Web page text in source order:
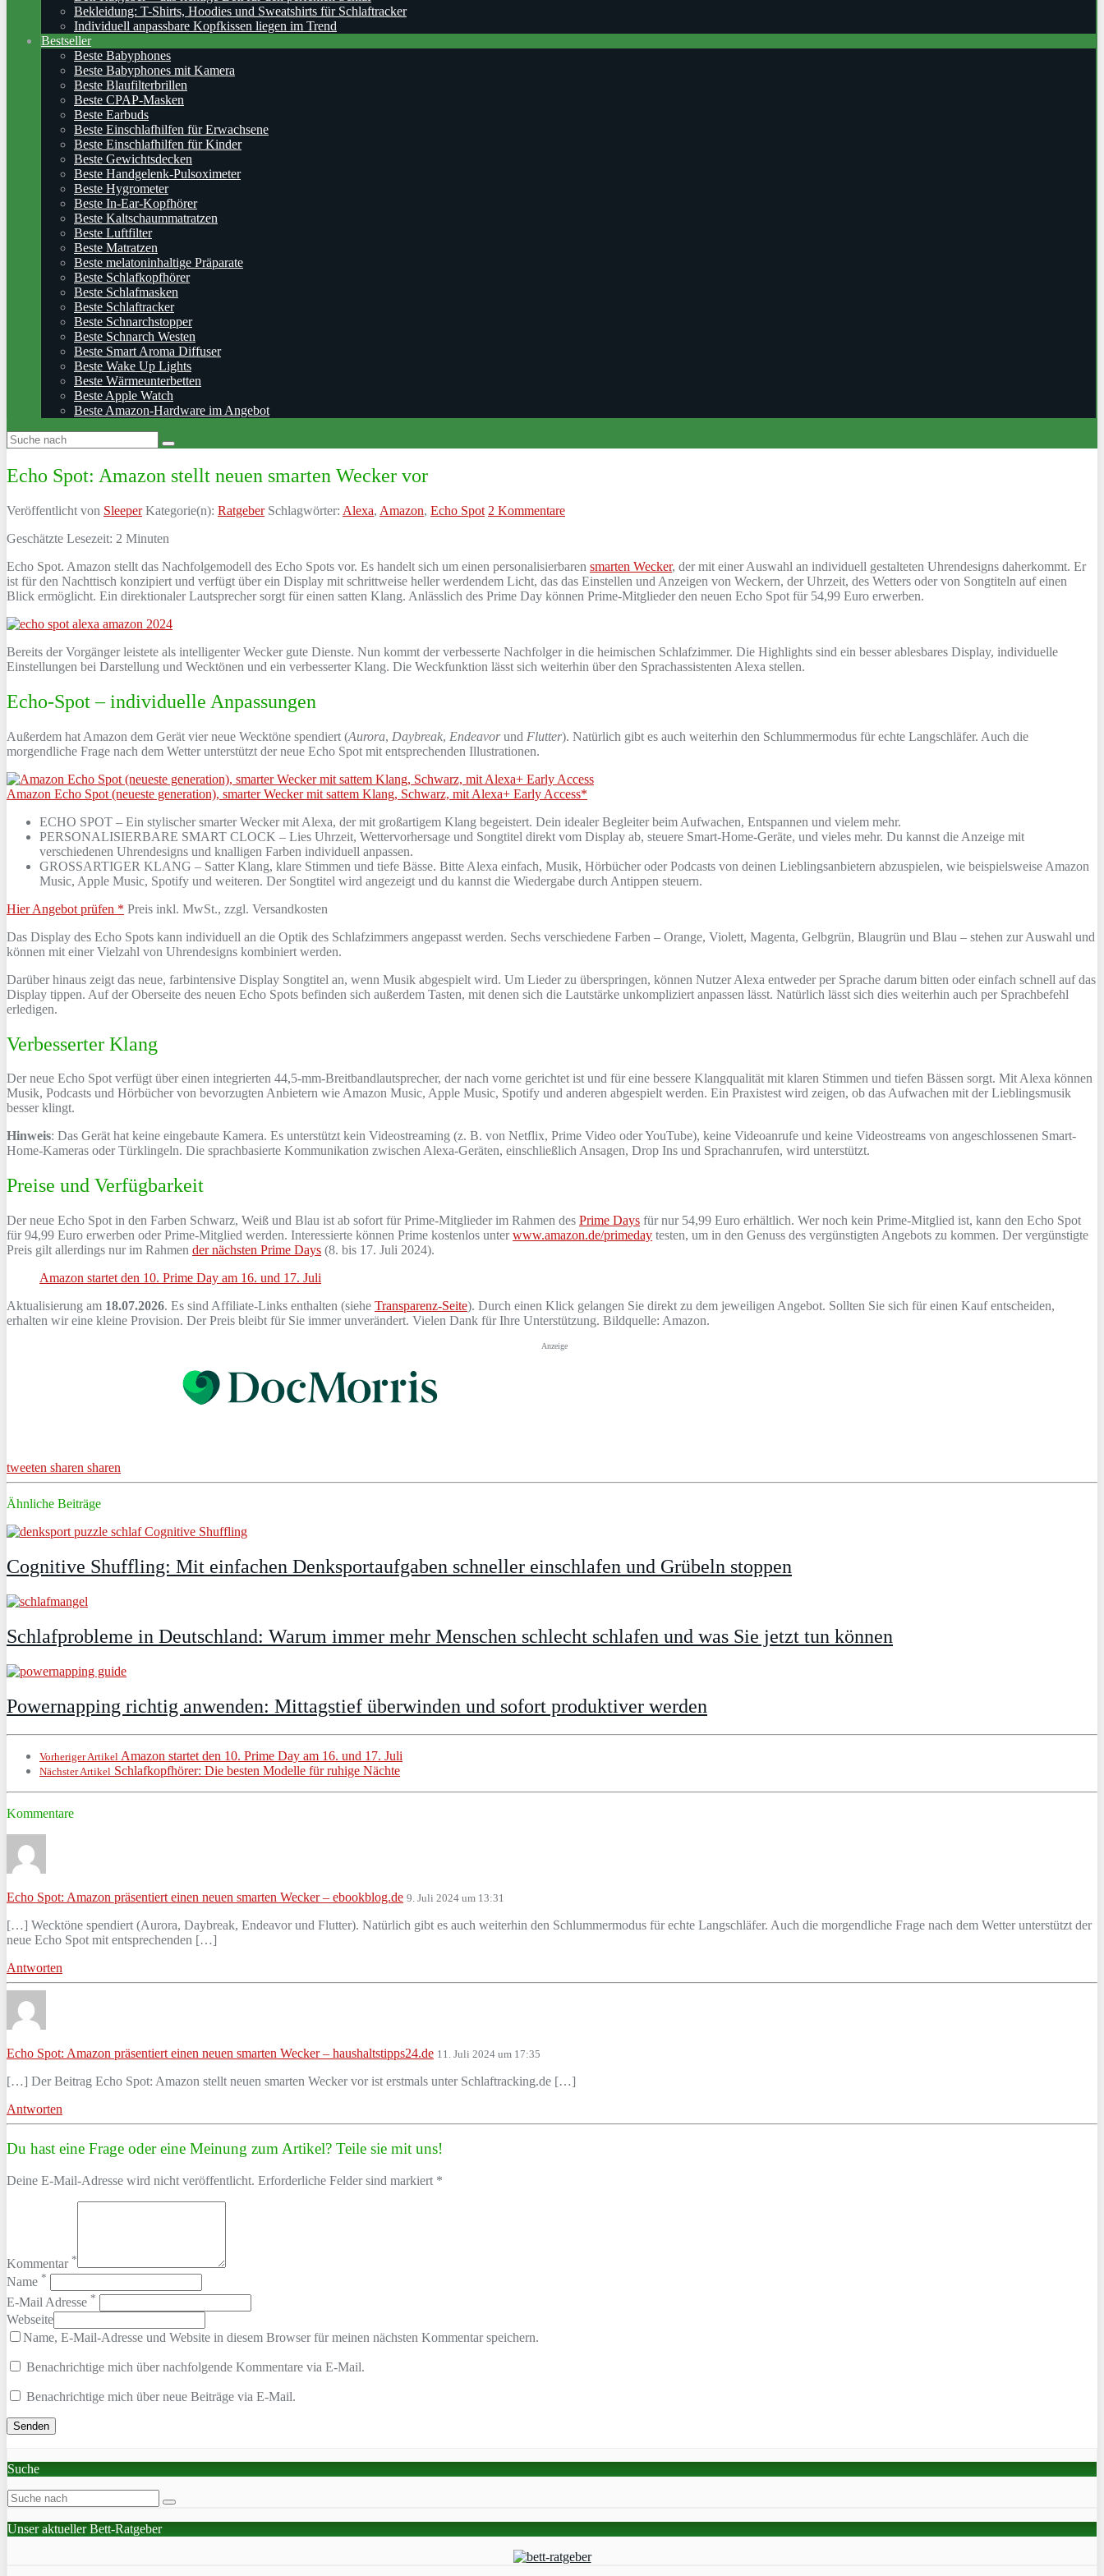
Bekleidung: T-Shirts, Hoodies und Sweatshirts für Schlaftracker
Individuell anpassbare Kopfkissen liegen im Trend
Bestseller
Beste Babyphones
Beste Babyphones mit Kamera
Beste Blaufilterbrillen
Beste CPAP-Masken
Beste Earbuds
Beste Einschlafhilfen für Erwachsene
Beste Einschlafhilfen für Kinder
Beste Gewichtsdecken
Beste Handgelenk-Pulsoximeter
Beste Hygrometer
Beste In-Ear-Kopfhörer
Beste Kaltschaummatratzen
Beste Luftfilter
Beste Matratzen
Beste melatoninhaltige Präparate
Beste Schlafkopfhörer
Beste Schlafmasken
Beste Schlaftracker
Beste Schnarchstopper
Beste Schnarch Westen
Beste Smart Aroma Diffuser
Beste Wake Up Lights
Beste Wärmeunterbetten
Beste Apple Watch
Beste Amazon-Hardware im Angebot
Echo Spot: Amazon stellt neuen smarten Wecker vor
Veröffentlicht von Sleeper Kategorie(n): RatgeberSchlagwörter: Alexa, Amazon, Echo Spot 2 Kommentare
Geschätzte Lesezeit: 2 Minuten
Echo Spot. Amazon stellt das Nachfolgemodell des Echo Spots vor. Es handelt sich um einen personalisierbaren smarten Wecker, der mit einer Auswahl an individuell gestalteten Uhrendesigns daherkommt. Er
ist für den Nachttisch konzipiert und verfügt über ein Display mit schrittweise heller werdendem Licht, das das Einstellen und Anzeigen von Weckern, der Uhrzeit, des Wetters oder von Songtiteln auf einen
Blick ermöglicht. Ein direktionaler Lautsprecher sorgt für einen satten Klang. Anlässlich des Prime Day können Prime-Mitglieder den neuen Echo Spot für 54,99 Euro erwerben.
Bereits der Vorgänger leistete als intelligenter Wecker gute Dienste. Nun kommt der verbesserte Nachfolger in die heimischen Schlafzimmer. Die Highlights sind ein besser ablesbares Display, individuelle
Einstellungen bei Darstellung und Wecktönen und ein verbesserter Klang. Die Weckfunktion lässt sich weiterhin über den Sprachassistenten Alexa stellen.
Echo-Spot – individuelle Anpassungen
Außerdem hat Amazon dem Gerät vier neue Wecktöne spendiert (Aurora, Daybreak, Endeavorund Flutter). Natürlich gibt es auch weiterhin den Schlummermodus für echte Langschläfer. Auch die
morgendliche Frage nach dem Wetter unterstützt der neue Echo Spot mit entsprechenden Illustrationen.
Amazon Echo Spot (neueste generation), smarter Wecker mit sattem Klang, Schwarz, mit Alexa+ Early Access*
ECHO SPOT – Ein stylischer smarter Wecker mit Alexa, der mit großartigem Klang begeistert. Dein idealer Begleiter beim Aufwachen, Entspannen und vielem mehr.
PERSONALISIERBARE SMART CLOCK – Lies Uhrzeit, Wettervorhersage und Songtitel direkt vom Display ab, steuere Smart-Home-Geräte, und vieles mehr. Du kannst die Anzeige mit
verschiedenen Uhrendesigns und knalligen Farben individuell anpassen.
GROSSARTIGER KLANG – Satter Klang, klare Stimmen und tiefe Bässe. Bitte Alexa einfach, Musik, Hörbücher oder Podcasts von deinen Lieblingsanbietern abzuspielen, wie beispielsweise Amazon
Music, Apple Music, Spotify und weiteren. Der Songtitel wird angezeigt und du kannst die Wiedergabe durch Antippen steuern.
Hier Angebot prüfen * Preis inkl. MwSt., zzgl. Versandkosten
Das Display des Echo Spots kann individuell an die Optik des Schlafzimmers angepasst werden. Sechs verschiedene Farben – Orange, Violett, Magenta, Gelbgrün, Blaugrün und Blau – stehen zur Auswahl und
können mit einer Vielzahl von Uhrendesigns kombiniert werden.
Darüber hinaus zeigt das neue, farbintensive Display Songtitel an, wenn Musik abgespielt wird. Um Lieder zu überspringen, können Nutzer Alexa entweder per Sprache darum bitten oder einfach schnell auf das
Display tippen. Auf der Oberseite des neuen Echo Spots befinden sich außerdem Tasten, mit denen sich die Lautstärke unkompliziert anpassen lässt. Natürlich lässt sich dies weiterhin auch per Sprachbefehl
erledigen.
Verbesserter Klang
Der neue Echo Spot verfügt über einen integrierten 44,5-mm-Breitbandlautsprecher, der nach vorne gerichtet ist und für eine bessere Klangqualität mit klaren Stimmen und tiefen Bässen sorgt. Mit Alexa können
Musik, Podcasts und Hörbücher von bevorzugten Anbietern wie Amazon Music, Apple Music, Spotify und anderen abgespielt werden. Ein Praxistest wird zeigen, ob das Aufwachen mit der Lieblingsmusik
besser klingt.
Hinweis: Das Gerät hat keine eingebaute Kamera. Es unterstützt kein Videostreaming (z. B. von Netflix, Prime Video oder YouTube), keine Videoanrufe und keine Videostreams von angeschlossenen Smart-
Home-Kameras oder Türklingeln. Die sprachbasierte Kommunikation zwischen Alexa-Geräten, einschließlich Ansagen, Drop Ins und Sprachanrufen, wird unterstützt.
Preise und Verfügbarkeit
Der neue Echo Spot in den Farben Schwarz, Weiß und Blau ist ab sofort für Prime-Mitglieder im Rahmen des Prime Days für nur 54,99 Euro erhältlich. Wer noch kein Prime-Mitglied ist, kann den Echo Spot
für 94,99 Euro erwerben oder Prime-Mitglied werden. Interessierte können Prime kostenlos unterwww.amazon.de/primeday testen, um in den Genuss des vergünstigten Angebots zu kommen. Der vergünstigte
Preis gilt allerdings nur im Rahmen der nächsten Prime Days (8. bis 17. Juli 2024).
Amazon startet den 10. Prime Day am 16. und 17. Juli
Aktualisierung am 18.07.2026. Es sind Affiliate-Links enthalten (siehe Transparenz-Seite). Durch einen Klick gelangen Sie direkt zu dem jeweiligen Angebot. Sollten Sie sich für einen Kauf entscheiden,
erhalten wir eine kleine Provision. Der Preis bleibt für Sie immer unverändert. Vielen Dank für Ihre Unterstützung. Bildquelle: Amazon.
Anzeige
tweeten sharen sharen
Ähnliche Beiträge
Cognitive Shuffling: Mit einfachen Denksportaufgaben schneller einschlafen und Grübeln stoppen
Schlafprobleme in Deutschland: Warum immer mehr Menschen schlecht schlafen und was Sie jetzt tun können
Powernapping richtig anwenden: Mittagstief überwinden und sofort produktiver werden
Vorheriger Artikel Amazon startet den 10. Prime Day am 16. und 17. Juli
Nächster Artikel Schlafkopfhörer: Die besten Modelle für ruhige Nächte
Kommentare
Echo Spot: Amazon präsentiert einen neuen smarten Wecker – ebookblog.de 9. Juli 2024 um 13:31
[…] Wecktöne spendiert (Aurora, Daybreak, Endeavor und Flutter). Natürlich gibt es auch weiterhin den Schlummermodus für echte Langschläfer. Auch die morgendliche Frage nach dem Wetter unterstützt der
neue Echo Spot mit entsprechenden […]
Antworten
Echo Spot: Amazon präsentiert einen neuen smarten Wecker – haushaltstipps24.de 11. Juli 2024 um 17:35
[…] Der Beitrag Echo Spot: Amazon stellt neuen smarten Wecker vor ist erstmals unter Schlaftracking.de […]
Antworten
Du hast eine Frage oder eine Meinung zum Artikel? Teile sie mit uns!
Deine E-Mail-Adresse wird nicht veröffentlicht. Erforderliche Felder sind markiert *
Kommentar *
Name *
E-Mail Adresse *
Webseite
Name, E-Mail-Adresse und Website in diesem Browser für meinen nächsten Kommentar speichern.
Benachrichtige mich über nachfolgende Kommentare via E-Mail.
Benachrichtige mich über neue Beiträge via E-Mail.
Suche
Unser aktueller Bett-Ratgeber